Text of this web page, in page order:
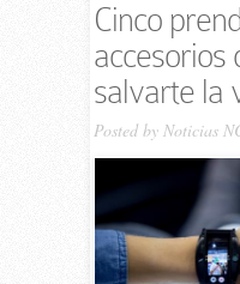
Cinco
accesorios
salvarte la
Posted by Noticias